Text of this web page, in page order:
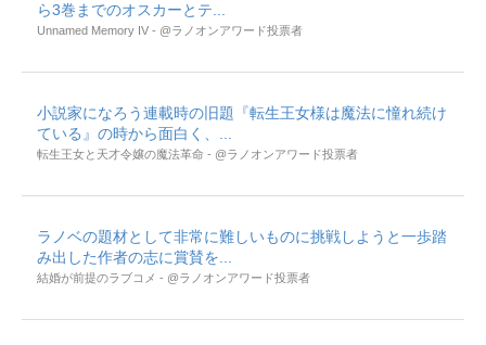
ら3巻までのオスカーとテ...
Unnamed Memory IV - @ラノオンアワード投票者
小説家になろう連載時の旧題『転生王女様は魔法に憧れ続け
ている』の時から面白く、...
転生王女と天才令嬢の魔法革命 - @ラノオンアワード投票者
ラノベの題材として非常に難しいものに挑戦しようと一歩踏
み出した作者の志に賞賛を...
結婚が前提のラブコメ - @ラノオンアワード投票者